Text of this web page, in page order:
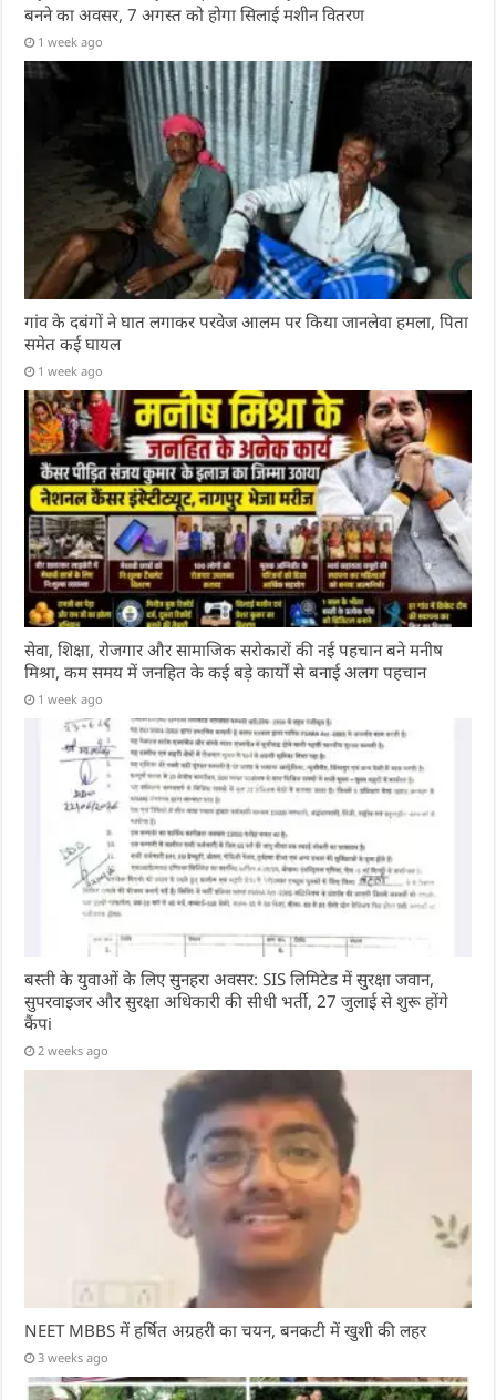
बनने का अवसर, 7 अगस्त को होगा सिलाई मशीन वितरण
1 week ago
गांव के दबंगों ने घात लगाकर परवेज आलम पर किया जानलेवा हमला, पिता
समेत कई घायल
1 week ago
सेवा, शिक्षा, रोजगार और सामाजिक सरोकारों की नई पहचान बने मनीष
मिश्रा, कम समय में जनहित के कई बड़े कार्यों से बनाई अलग पहचान
1 week ago
बस्ती के युवाओं के लिए सुनहरा अवसर: SIS लिमिटेड में सुरक्षा जवान,
सुपरवाइजर और सुरक्षा अधिकारी की सीधी भर्ती, 27 जुलाई से शुरू होंगे
कैंपi
2 weeks ago
NEET MBBS में हर्षित अग्रहरी का चयन, बनकटी में खुशी की लहर
3 weeks ago